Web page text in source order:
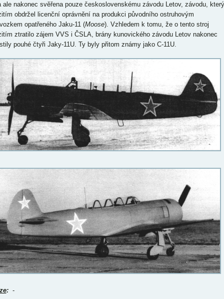
ale nakonec svěřena pouze československému závodu Letov, závodu, který
obdržel licenční oprávnění na produkci původního ostruhovým
opatřeného Jaku-11 (Moose). Vzhledem k tomu, že o tento stroj
ztratilo zájem VVS i ČSLA, brány kunovického závodu Letov nakonec
pouhé čtyři Jaky-11U. Ty byly přitom známy jako C-11U.
:-